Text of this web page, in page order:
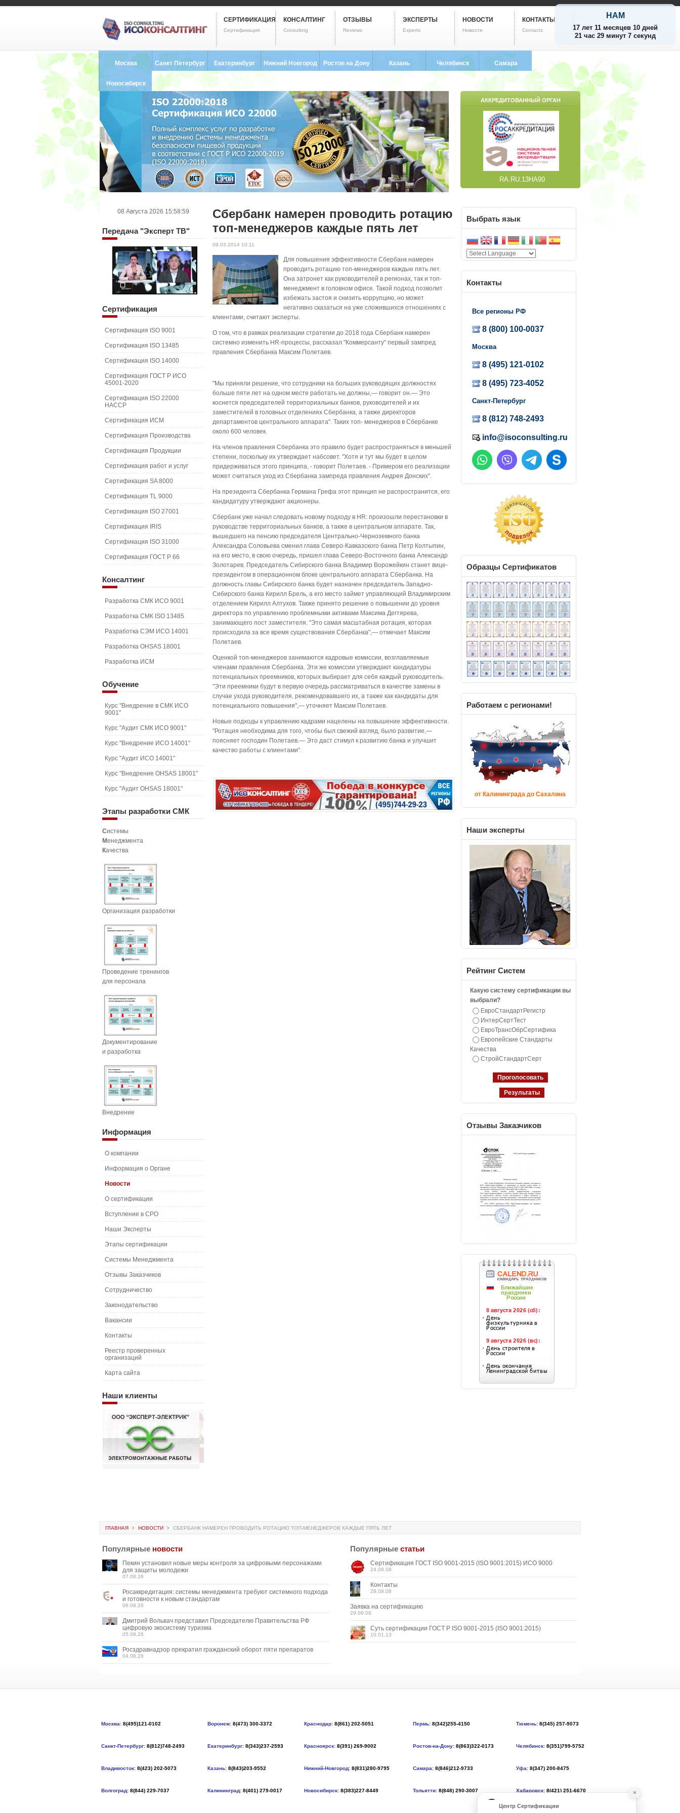
НАМ
17 лет 11 месяцев 10 дней
21 час 29 минут 7 секунд
СЕРТИФИКАЦИЯ
Сертификация
КОНСАЛТИНГ
Consulting
ОТЗЫВЫ
Reviews
ЭКСПЕРТЫ
Experts
НОВОСТИ
Новости
КОНТАКТЫ
Contacts
Москва Санкт Петербург
8 (812) 748-2493
Екатеринбург
8 (343) 237-2593
Нижний Новгород Ростов на Дону Казань Челябинск
8 (351) 799-5752
Самара
8 (846) 212-9733
Новосибирск
АККРЕДИТОВАННЫЙ ОРГАН
RA.RU.13НА90
Сбербанк намерен проводить ротацию
топ-менеджеров каждые пять лет
09.03.2014 10:11
Для повышения эффективности Сбербанк намерен
проводить ротацию топ-менеджеров каждые пять лет.
Она затронет как руководителей в регионах, так и топ-
менеджмент в головном офисе. Такой подход позволит
избежать застоя и снизить коррупцию, но может
негативно сказаться на уже сложившихся отношениях с
клиентами, считают эксперты.
О том, что в рамках реализации стратегии до 2018 года Сбербанк намерен
системно изменить HR-процессы, рассказал "Коммерсанту" первый зампред
правления Сбербанка Максим Полетаев.
"Мы приняли решение, что сотрудники на больших руководящих должностях
больше пяти лет на одном месте работать не должны,— говорит он.— Это
коснется председателей территориальных банков, руководителей и их
заместителей в головных отделениях Сбербанка, а также директоров
департаментов центрального аппарата". Таких топ- менеджеров в Сбербанке
около 600 человек.
На членов правления Сбербанка это правило будет распространяться в меньшей
степени, поскольку их утверждает набсовет. "Хотя и тут мы будет в целом
придерживаться этого принципа, - говорит Полетаев. - Примером его реализации
может считаться уход из Сбербанка зампреда правления Андрея Донских".
На президента Сбербанка Германа Грефа этот принцип не распространится, его
кандидатуру утверждают акционеры.
Сбербанк уже начал следовать новому подходу в HR: произошли перестановки в
руководстве территориальных банков, а также в центральном аппарате. Так,
вышедшего на пенсию председателя Центрально-Черноземного банка
Александра Соловьева сменил глава Северо-Кавказского банка Петр Колтыпин,
на его место, в свою очередь, пришел глава Северо-Восточного банка Александр
Золотарев. Председатель Сибирского банка Владимир Ворожейкин станет вице-
президентом в операционном блоке центрального аппарата Сбербанка. На
должность главы Сибирского банка будет назначен председатель Западно-
Сибирского банка Кирилл Брель, а его место займет управляющий Владимирским
отделением Кирилл Алтухов. Также принято решение о повышении до уровня
директора по управлению проблемными активами Максима Дегтярева,
занимающего пост заместителя. "Это самая масштабная ротация, которая
происходила за все время существования Сбербанка",— отмечает Максим
Полетаев.
Оценкой топ-менеджеров занимаются кадровые комиссии, возглавляемые
членами правления Сбербанка. Эти же комиссии утверждают кандидатуры
потенциальных преемников, которых выбирает для себя каждый руководитель.
"Эти преемники будут в первую очередь рассматриваться в качестве замены в
случае ухода руководителя, рекомендовавшего их, а также как кандидаты для
потенциального повышения",— уточняет Максим Полетаев.
Новые подходы к управлению кадрами нацелены на повышение эффективности.
"Ротация необходима для того, чтобы был свежий взгляд, было развитие,—
поясняет господин Полетаев.— Это даст стимул к развитию банка и улучшит
качество работы с клиентами".
08 Августа 2026 15:58:59
Передача"Эксперт ТВ"
Сертификация
Сертификация ISO 9001
Сертификация ISO 13485
Сертификация ISO 14000
Сертификация ГОСТ Р ИСО
45001-2020
Сертификация ISO 22000
HACCP
Сертификация ИСМ
Сертификация Производства
Сертификация Продукции
Сертификация работ и услуг
Сертификация SA 8000
Сертификация TL 9000
Сертификация ISO 27001
Сертификация IRIS
Сертификация ISO 31000
Сертификация ГОСТ Р 66
Консалтинг
Разработка СМК ИСО 9001
Разработка СМК ISO 13485
Разработка СЭМ ИСО 14001
Разработка OHSAS 18001
Разработка ИСМ
Обучение
Курс "Внедрение в СМК ИСО
9001"
Курс "Аудит СМК ИСО 9001"
Курс "Внедрение ИСО 14001"
Курс "Аудит ИСО 14001"
Курс "Внедрение OHSAS 18001"
Курс "Аудит OHSAS 18001"
Этапы разработки СМК
Системы
Менеджмента
Качества
Организация разработки
Проведение тренингов
для персонала
Документирование
и разработка
Внедрение
Информация
О компании
Информация о Органе
Новости
О сертификации
Вступление в СРО
Наши Эксперты
Этапы сертификации
Системы Менеджмента
Отзывы Заказчиков
Сотрудничество
Законодательство
Вакансии
Контакты
Реестр проверенных
организаций
Карта сайта
Наши клиенты
Выбрать язык
Контакты
Все регионы РФ
8 (800) 100-0037
Москва
8 (495) 121-0102
8 (495) 723-4052
Санкт-Петербург
8 (812) 748-2493
info@isoconsulting.ru
Образцы Сертификатов
Работаем с регионами!
от Калининграда до Сахалина
Наши эксперты
Рейтинг Систем
Какую систему сертификации вы
выбрали?
ЕвроСтандартРегистр
ИнтерСертТест
ЕвроТрансОбрСертифика
Европейские Стандарты
Качества
СтройСтандартСерт
Отзывы Заказчиков
ГЛАВНАЯ НОВОСТИ СБЕРБАНК НАМЕРЕН ПРОВОДИТЬ РОТАЦИЮ ТОП-МЕНЕДЖЕРОВ КАЖДЫЕ ПЯТЬ ЛЕТ
Популярные новости
Пекин установил новые меры контроля за цифровыми персонажами
для защиты молодежи
07.08.26
Росаккредитация: системы менеджмента требуют системного подхода
и готовности к новым стандартам
06.08.26
Дмитрий Вольвач представил Председателю Правительства РФ
цифровую экосистему туризма
05.08.26
Росздравнадзор прекратил гражданский оборот пяти препаратов
04.08.26
Популярныестатьи
Сертификация ГОСТ ISO 9001-2015 (ISO 9001:2015) ИСО 9000
24.08.08
Контакты
28.08.08
Заявка на сертификацию
29.09.08
Суть сертификации ГОСТ Р ISO 9001-2015 (ISO 9001:2015)
10.01.13
Москва: 8(495)121-0102 Воронеж: 8(473) 300-3372 Краснодар: 8(861) 202-5051 Пермь: 8(342)255-4150 Тюмень: 8(345) 257-9073
Санкт-Петербург: 8(812)748-2493 Екатеринбург: 8(343)237-2593 Красноярск: 8(391) 269-9002 Ростов-на-Дону: 8(863)322-0173 Челябинск: 8(351)799-5752
Владивосток: 8(423) 202-5073 Казань: 8(843)203-9552 Нижний-Новгород: 8(831)280-9795 Самара: 8(846)212-9733 Уфа: 8(347) 200-8475
Волгоград: 8(844) 229-7037 Калининград: 8(401) 279-0017 Новосибирск: 8(383)227-8449 Тольятти: 8(848) 290-3007 Хабаровск: 8(421) 251-6670 ×
Центр Сертификации